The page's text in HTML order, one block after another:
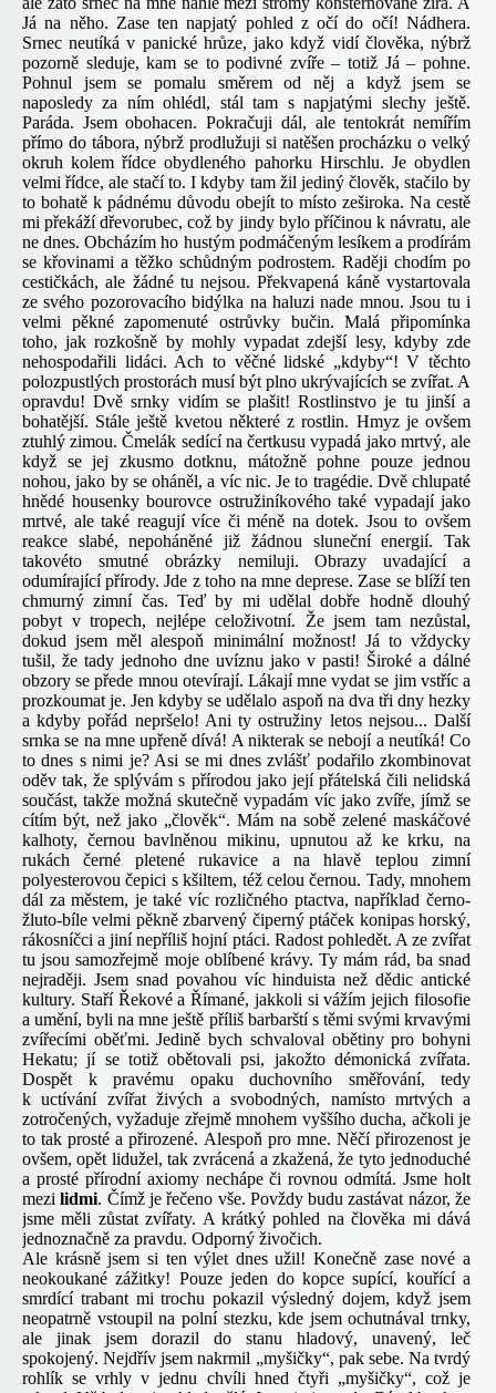
Já na něho. Zase ten napjatý pohled z očí do očí! Nádhera.
Srnec neutíká v panické hrůze, jako když vidí člověka, nýbrž
pozorně sleduje, kam se to podivné zvíře – totiž Já – pohne.
Pohnul jsem se pomalu směrem od něj a když jsem se
naposledy za ním ohlédl, stál tam s napjatými slechy ještě.
Paráda. Jsem obohacen. Pokračuji dál, ale tentokrát nemířím
přímo do tábora, nýbrž prodlužuji si natěšen procházku o velký
okruh kolem řídce obydleného pahorku Hirschlu. Je obydlen
velmi řídce, ale stačí to. I kdyby tam žil jediný člověk, stačilo by
to bohatě k pádnému důvodu obejít to místo zeširoka. Na cestě
mi překáží dřevorubec, což by jindy bylo příčinou k návratu, ale
ne dnes. Obcházím ho hustým podmáčeným lesíkem a prodírám
se křovinami a těžko schůdným podrostem. Raději chodím po
cestičkách, ale žádné tu nejsou. Překvapená káně vystartovala
ze svého pozorovacího bidýlka na haluzi nade mnou. Jsou tu i
velmi pěkné zapomenuté ostrůvky bučin. Malá připomínka
toho, jak rozkošně by mohly vypadat zdejší lesy, kdyby zde
nehospodařili lidáci. Ach to věčné lidské „kdyby“! V těchto
polozpustlých prostorách musí být plno ukrývajících se zvířat. A
opravdu! Dvě srnky vidím se plašit! Rostlinstvo je tu jinší a
bohatější. Stále ještě kvetou některé z rostlin. Hmyz je ovšem
ztuhlý zimou. Čmelák sedící na čertkusu vypadá jako mrtvý, ale
když se jej zkusmo dotknu, mátožně pohne pouze jednou
nohou, jako by se oháněl, a víc nic. Je to tragédie. Dvě chlupaté
hnědé housenky bourovce ostružiníkového také vypadají jako
mrtvé, ale také reagují více či méně na dotek. Jsou to ovšem
reakce slabé, nepoháněné již žádnou sluneční energií. Tak
takovéto smutné obrázky nemiluji. Obrazy uvadající a
odumírající přírody. Jde z toho na mne deprese. Zase se blíží ten
chmurný zimní čas. Teď by mi udělal dobře hodně dlouhý
pobyt v tropech, nejlépe celoživotní. Že jsem tam nezůstal,
dokud jsem měl alespoň minimální možnost! Já to vždycky
tušil, že tady jednoho dne uvíznu jako v pasti! Široké a dálné
obzory se přede mnou otevírají. Lákají mne vydat se jim vstříc a
prozkoumat je. Jen kdyby se udělalo aspoň na dva tři dny hezky
a kdyby pořád nepršelo! Ani ty ostružiny letos nejsou... Další
srnka se na mne upřeně dívá! A nikterak se nebojí a neutíká! Co
to dnes s nimi je? Asi se mi dnes zvlášť podařilo zkombinovat
oděv tak, že splývám s přírodou jako její přátelská čili nelidská
součást, takže možná skutečně vypadám víc jako zvíře, jímž se
cítím být, než jako „člověk“. Mám na sobě zelené maskáčové
kalhoty, černou bavlněnou mikinu, upnutou až ke krku, na
rukách černé pletené rukavice a na hlavě teplou zimní
polyesterovou čepici s kšiltem, též celou černou. Tady, mnohem
dál za městem, je také víc rozličného ptactva, například černo-
žluto-bíle velmi pěkně zbarvený čiperný ptáček konipas horský,
rákosníčci a jiní nepříliš hojní ptáci. Radost pohledět. A ze zvířat
tu jsou samozřejmě moje oblíbené krávy. Ty mám rád, ba snad
nejraději. Jsem snad povahou víc hinduista než dědic antické
kultury. Staří Řekové a Římané, jakkoli si vážím jejich filosofie
a umění, byli na mne ještě příliš barbarští s těmi svými krvavými
zvířecími oběťmi. Jedině bych schvaloval obětiny pro bohyni
Hekatu; jí se totiž obětovali psi, jakožto démonická zvířata.
Dospět k pravému opaku duchovního směřování, tedy
k uctívání zvířat živých a svobodných, namísto mrtvých a
zotročených, vyžaduje zřejmě mnohem vyššího ducha, ačkoli je
to tak prosté a přirozené. Alespoň pro mne. Něčí přirozenost je
ovšem, opět lidužel, tak zvrácená a zkažená, že tyto jednoduché
a prosté přírodní axiomy nechápe či rovnou odmítá. Jsme holt
mezilidmi. Čímž je řečeno vše. Povždy budu zastávat názor, že
jsme měli zůstat zvířaty. A krátký pohled na člověka mi dává
jednoznačně za pravdu. Odporný živočich.
Ale krásně jsem si ten výlet dnes užil! Konečně zase nové a
neokoukané zážitky! Pouze jeden do kopce supící, kouřící a
smrdící trabant mi trochu pokazil výsledný dojem, když jsem
neopatrně vstoupil na polní stezku, kde jsem ochutnával trnky,
ale jinak jsem dorazil do stanu hladový, unavený, leč
spokojený. Nejdřív jsem nakrmil „myšičky“, pak sebe. Na tvrdý
rohlík se vrhly v jednu chvíli hned čtyři „myšičky“, což je